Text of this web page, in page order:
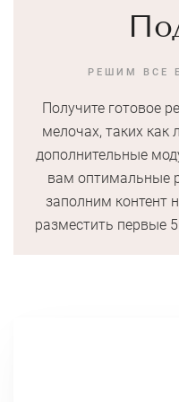
РЕШИМ ВСЕ
Получите готовое
мелочах, таких как
дополнительные
вам оптимальные
заполним контент
разместить первые